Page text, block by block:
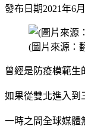
發布日期2021年6
(圖片來源：
曾經是防疫模範生
如果從雙北進入到
一時之間全球媒體